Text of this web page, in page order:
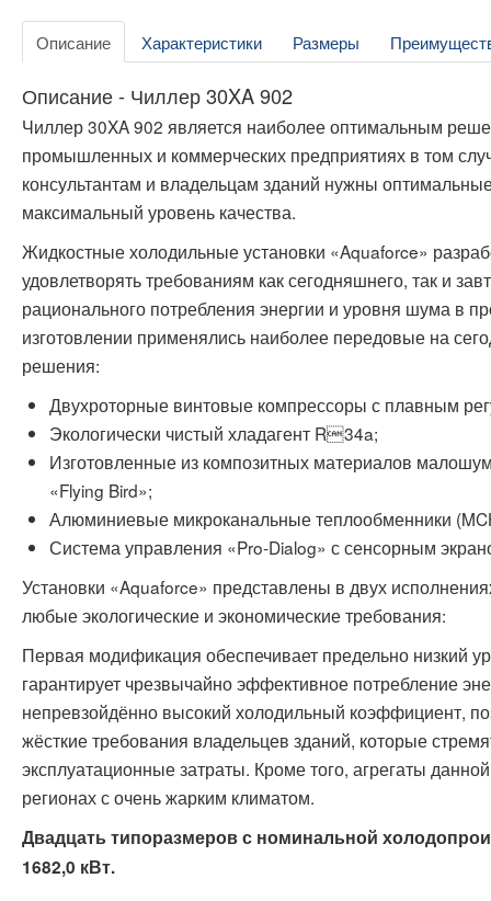
Описание Характеристики Размеры
Описание - Чиллер 30XA 902
Чиллер 30XA 902 является наиболее оптимальным
промышленных и коммерческих предприятиях в том
консультантам и владельцам зданий нужны
максимальный уровень качества.
Жидкостные холодильные установки «Aquaforce»
удовлетворять требованиям как сегодняшнего, так и
рационального потребления энергии и уровня шума в
изготовлении применялись наиболее передовые на
решения:
Двухроторные винтовые компрессоры с плавным
Экологически чистый хладагент R34a;
Изготовленные из композитных материалов
«Flying Bird»;
Алюминиевые микроканальные теплообменники
Система управления «Pro-Dialog» с сенсорным
Установки «Aquaforce» представлены в двух
любые экологические и экономические требования:
Первая модификация обеспечивает предельно низкий
гарантирует чрезвычайно эффективное потребление
непревзойдённо высокий холодильный коэффициент,
жёсткие требования владельцев зданий, которые
эксплуатационные затраты. Кроме того, агрегаты
регионах с очень жарким климатом.
Двадцать типоразмеров с номинальной
1682,0 кВт.